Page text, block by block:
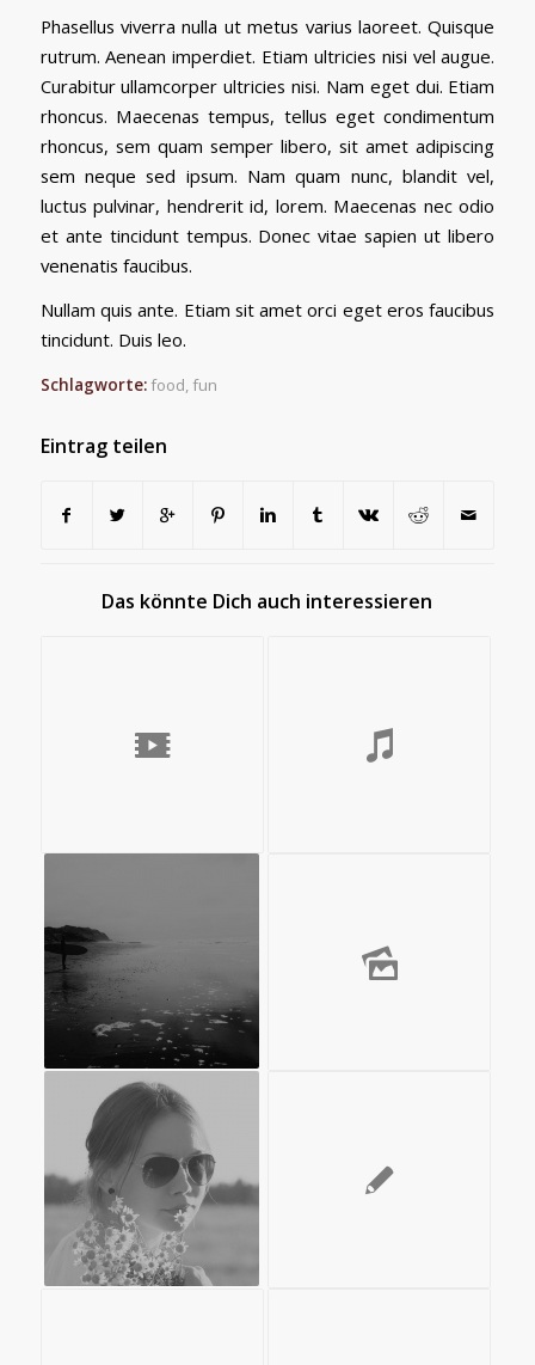
Phasellus viverra nulla ut metus varius laoreet. Quisque
rutrum. Aenean imperdiet. Etiam ultricies nisi vel augue.
Curabitur ullamcorper ultricies nisi. Nam eget dui. Etiam
rhoncus. Maecenas tempus, tellus eget condimentum
rhoncus, sem quam semper libero, sit amet adipiscing
sem neque sed ipsum. Nam quam nunc, blandit vel,
luctus pulvinar, hendrerit id, lorem. Maecenas nec odio
et ante tincidunt tempus. Donec vitae sapien ut libero
venenatis faucibus.
Nullam quis ante. Etiam sit amet orci eget eros faucibus
tincidunt. Duis leo.
Schlagworte:food,fun
Eintrag teilen
Das könnte Dich auch interessieren